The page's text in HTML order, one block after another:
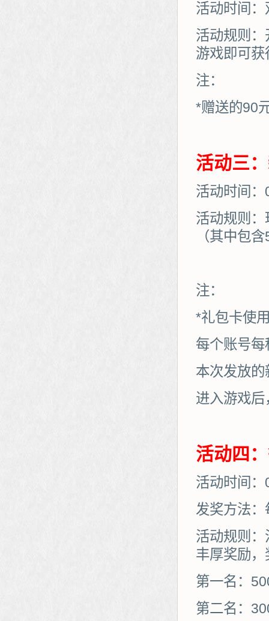
活动时间
活动规则
游戏即可
注：
*赠送的90
活动三
活动时间
活动规则
（其中包
注：
*礼包卡使
每个账号
本次发放
进入游戏后
活动四
活动时间
发奖方法：
活动规则
丰厚奖励
第一名：
第二名：